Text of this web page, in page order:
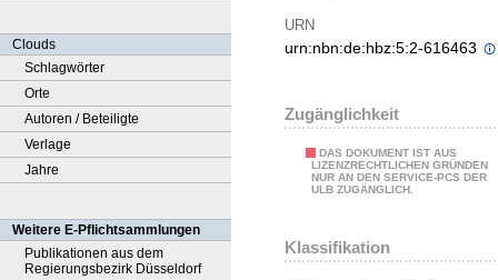
Clouds
Schlagwörter
Orte
Autoren / Beteiligte
Verlage
Jahre
Weitere E-Pflichtsammlungen
Publikationen aus dem
Regierungsbezirk Düsseldorf
URN
urn:nbn:de:hbz:5:2-616463
Zugänglichkeit
DAS DOKUMENT IST AUS
LIZENZRECHTLICHEN GRÜNDEN
NUR AN DEN SERVICE-PCS DER
ULB ZUGÄNGLICH.
Klassifikation